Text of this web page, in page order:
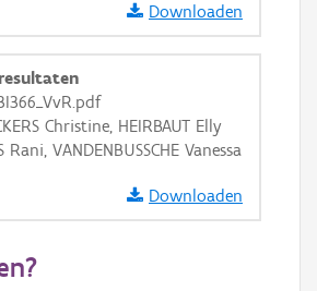
Downloaden
Christine, HEIRBAUT Elly
Rani, VANDENBUSSCHE Vanessa
Downloaden